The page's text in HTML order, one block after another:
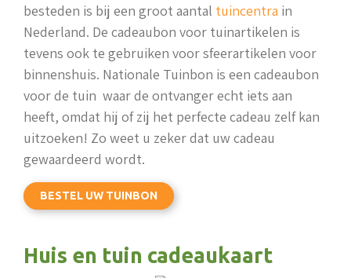
besteden is bij een groot aantal tuincentra in
Nederland. De cadeaubon voor tuinartikelen is
tevens ook te gebruiken voor sfeerartikelen voor
binnenshuis. Nationale Tuinbon is een cadeaubon
voor de tuin waar de ontvanger echt iets aan
heeft, omdat hij of zij het perfecte cadeau zelf kan
uitzoeken! Zo weet u zeker dat uw cadeau
gewaardeerd wordt.
BESTEL UW TUINBON
Huis en tuin cadeaukaart